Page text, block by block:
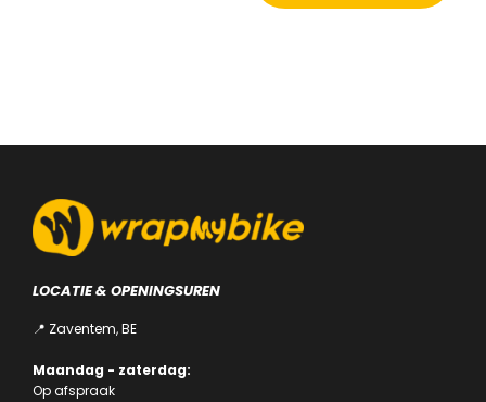
worden
productpagina
LOCATIE & OPENINGSUREN
📍 Zaventem, BE
Maandag - zaterdag:
Op afspraak